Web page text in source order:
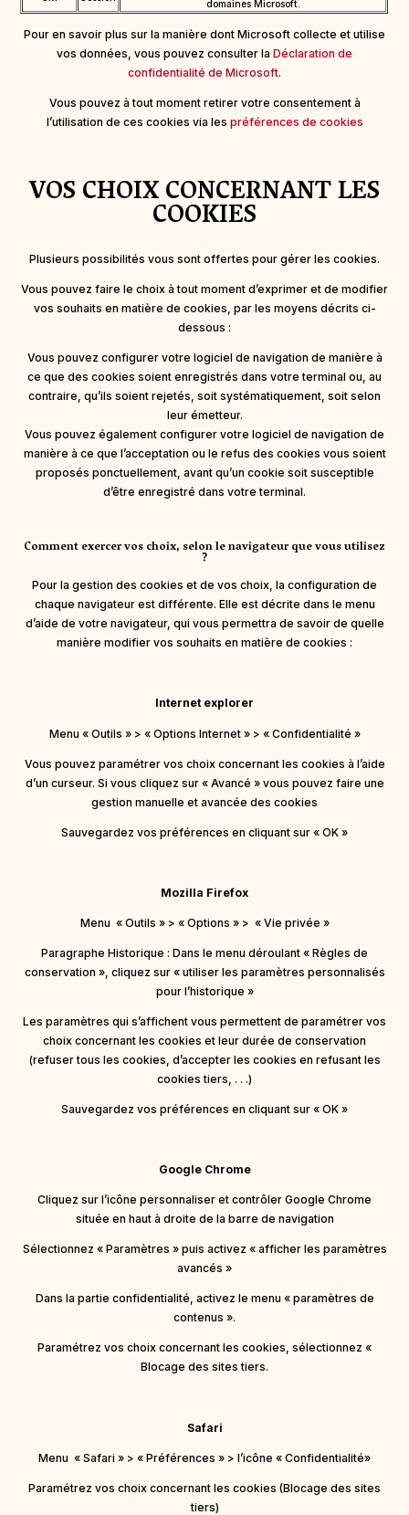
domaines Microsoft.
Pour en savoir plus sur la manière dont Microsoft collecte et utilise
vos données, vous pouvez consulter la Déclaration de
confidentialité de Microsoft.
Vous pouvez à tout moment retirer votre consentement à
l’utilisation de ces cookies via les préférences de cookies
VOS CHOIX CONCERNANT LES
COOKIES
Plusieurs possibilités vous sont offertes pour gérer les cookies.
Vous pouvez faire le choix à tout moment d’exprimer et de modifier
vos souhaits en matière de cookies, par les moyens décrits ci-
dessous :
Vous pouvez configurer votre logiciel de navigation de manière à
ce que des cookies soient enregistrés dans votre terminal ou, au
contraire, qu’ils soient rejetés, soit systématiquement, soit selon
leur émetteur.
Vous pouvez également configurer votre logiciel de navigation de
manière à ce que l’acceptation ou le refus des cookies vous soient
proposés ponctuellement, avant qu’un cookie soit susceptible
d’être enregistré dans votre terminal.
Comment exercer vos choix, selon le navigateur que vous utilisez
?
Pour la gestion des cookies et de vos choix, la configuration de
chaque navigateur est différente. Elle est décrite dans le menu
d’aide de votre navigateur, qui vous permettra de savoir de quelle
manière modifier vos souhaits en matière de cookies :
Internet explorer
Menu « Outils » > « Options Internet » > « Confidentialité »
Vous pouvez paramétrer vos choix concernant les cookies à l’aide
d’un curseur. Si vous cliquez sur « Avancé » vous pouvez faire une
gestion manuelle et avancée des cookies
Sauvegardez vos préférences en cliquant sur « OK »
Mozilla Firefox
Menu « Outils » > « Options » > « Vie privée »
Paragraphe Historique : Dans le menu déroulant « Règles de
conservation », cliquez sur « utiliser les paramètres personnalisés
pour l’historique »
Les paramètres qui s’affichent vous permettent de paramétrer vos
choix concernant les cookies et leur durée de conservation
(refuser tous les cookies, d’accepter les cookies en refusant les
cookies tiers, . . .)
Sauvegardez vos préférences en cliquant sur « OK »
Google Chrome
Cliquez sur l’icône personnaliser et contrôler Google Chrome
située en haut à droite de la barre de navigation
Sélectionnez « Paramètres » puis activez « afficher les paramètres
avancés »
Dans la partie confidentialité, activez le menu « paramètres de
contenus ».
Paramétrez vos choix concernant les cookies, sélectionnez «
Blocage des sites tiers.
Safari
Menu « Safari » > « Préférences » > l’icône « Confidentialité»
Paramétrez vos choix concernant les cookies (Blocage des sites
tiers)